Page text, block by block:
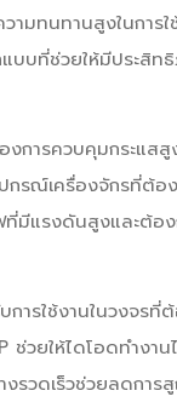
วามทนทานสูงในกา
บบที่ช่วยให้มีประสิท
งการควบคุมกระแส
กรณ์เครื่องจักรที่ต้อ
ที่มีแรงดันสูงและต้อ
การใช้งานในวงจรที่
ช่วยให้ไดโอดทำง
รวดเร็วช่วยลดการ